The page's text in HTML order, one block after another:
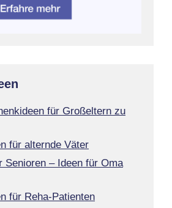
für Großeltern zu
für alternde Väter
Senioren – Ideen für Oma
für Reha-Patienten